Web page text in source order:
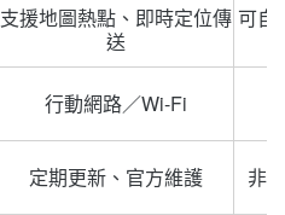
支援地圖熱點、即時定位傳
送
可自
行動網路／Wi-Fi
定期更新、官方維護 非